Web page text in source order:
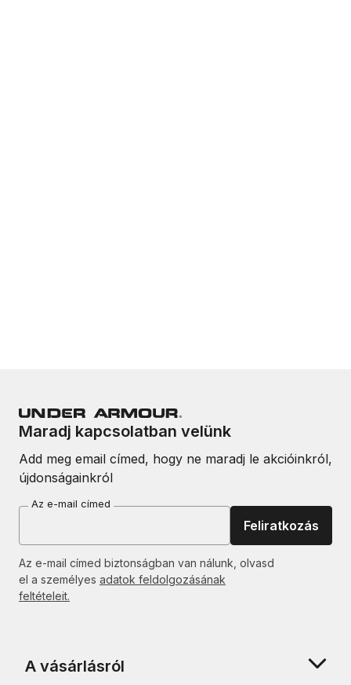
Maradj kapcsolatban velünk
Add meg email címed, hogy ne maradj le akcióinkról,
újdonságainkról
Az e-mail címed
Feliratkozás
Az e-mail címed biztonságban van nálunk, olvasd
el a személyes adatok feldolgozásának
feltételeit.
A vásárlásról